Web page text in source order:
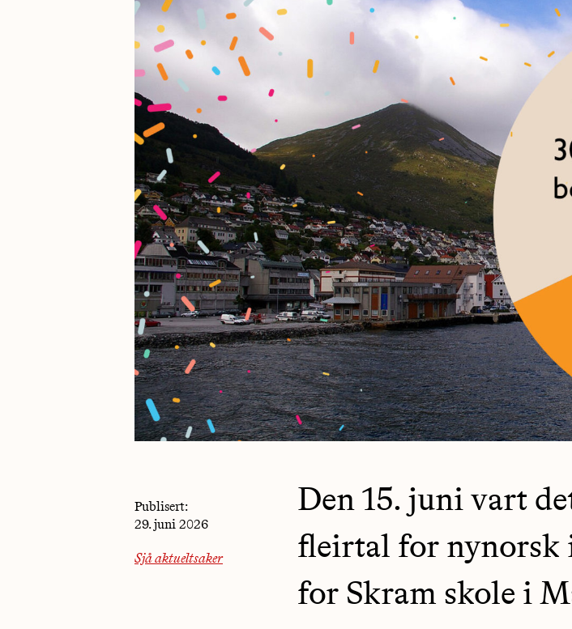
Publisert:
29. juni 2026
Sjå aktueltsaker
Den 15. juni vart
fleirtal for nynorsk
for Skram skole i